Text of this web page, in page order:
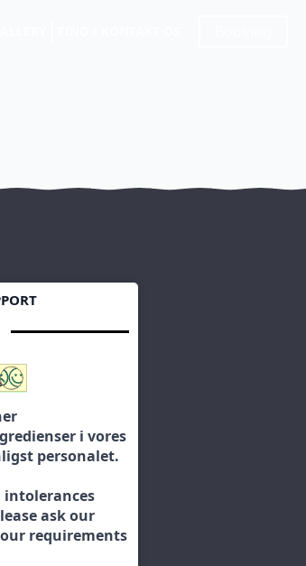
i vores
personalet.
intolerances
ask our
requirements